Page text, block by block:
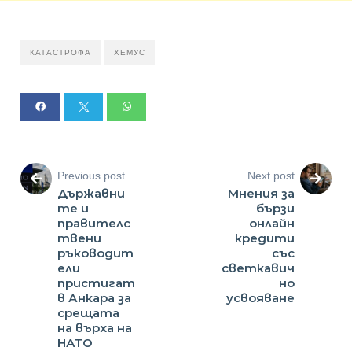
КАТАСТРОФА ХЕМУС
Previous post
Държавни
те и
правителс
твени
ръководит
ели
пристигат
в Анкара за
срещата
на върха на
НАТО
Next post
Мнения за
бързи
онлайн
кредити
със
светкавич
но
усвояване